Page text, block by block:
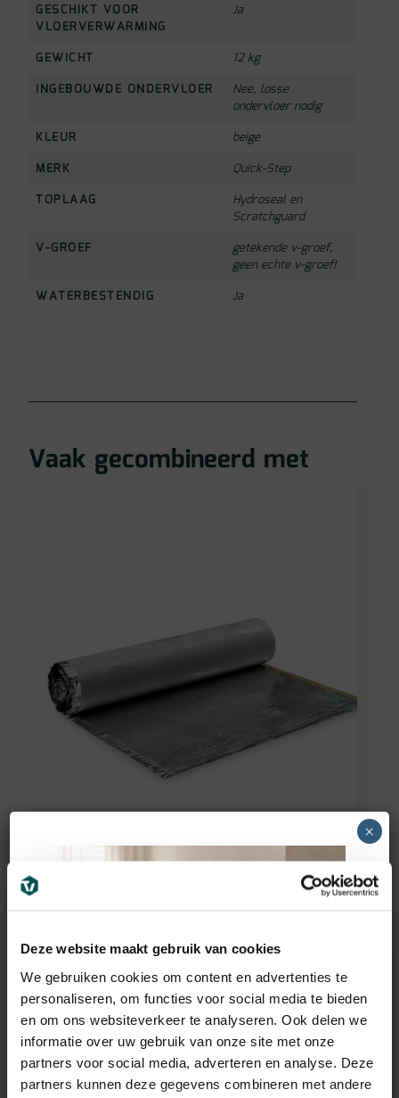
Deze website maakt gebruik van cookies
We gebruiken cookies om content en advertenties te
personaliseren, om functies voor social media te bieden
en om ons websiteverkeer te analyseren. Ook delen we
informatie over uw gebruik van onze site met onze
partners voor social media, adverteren en analyse. Deze
partners kunnen deze gegevens combineren met andere
GESCHIKT VOOR
VLOERVERWARMING
Ja
GEWICHT
12 kg
INGEBOUWDE ONDERVLOER
Nee, losse
ondervloer nodig
KLEUR
beige
MERK
Quick-Step
TOPLAAG
Hydroseal en
Scratchguard
V-GROEF
getekende v-groef,
geen echte v-groef!
WATERBESTENDIG
Ja
Vaak gecombineerd met
Quick-Step Laminaat
€59,25
×